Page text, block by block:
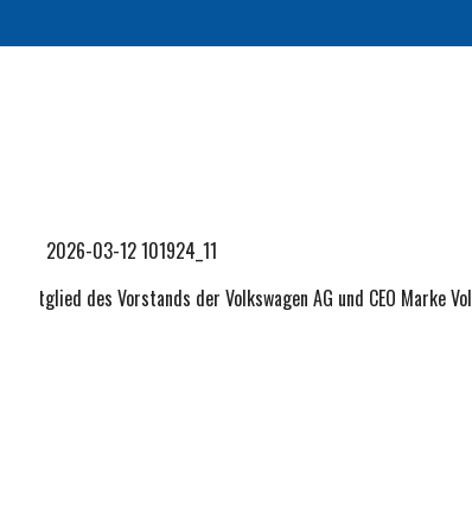
Mitglied des Vorstands der Volkswagen AG und CEO